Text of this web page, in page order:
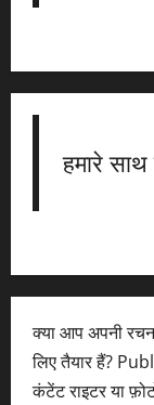
हमारे
क्या आप अपनी
लिए तैयार हैं?
कंटेंट राइटर या